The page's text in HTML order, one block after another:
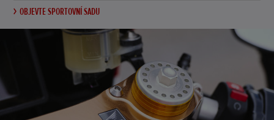
OBJEVTE SPORTOVNÍ SADU